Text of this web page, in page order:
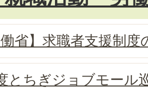
働省】求職者支援制
とちぎジョブモール